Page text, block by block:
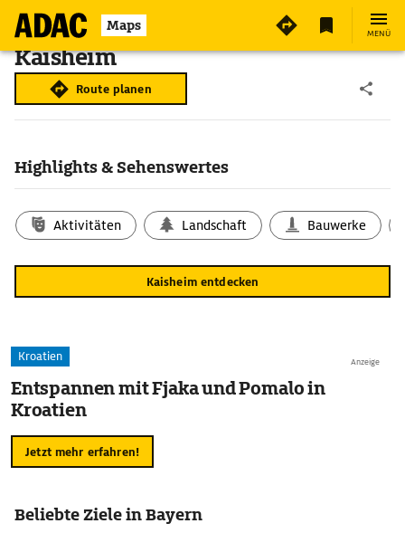
Maps MENÜ
Kaisheim
Route planen
Highlights & Sehenswertes
Aktivitäten Landschaft Bauwerke
Kaisheim entdecken
Anzeige
Kroatien
Entspannen mit Fjaka und Pomalo in
Kroatien
Jetzt mehr erfahren!
Beliebte Ziele in Bayern